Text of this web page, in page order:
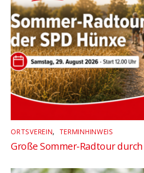
ORTSVEREIN, TERMINHINWEIS
Große Sommer-Radtour